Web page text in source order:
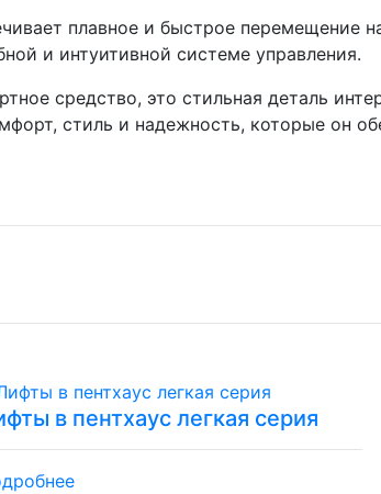
плавное и быстрое перемещение
и интуитивной системе управления.
средство, это стильная деталь
стиль и надежность, которые он
в пентхаус легкая серия